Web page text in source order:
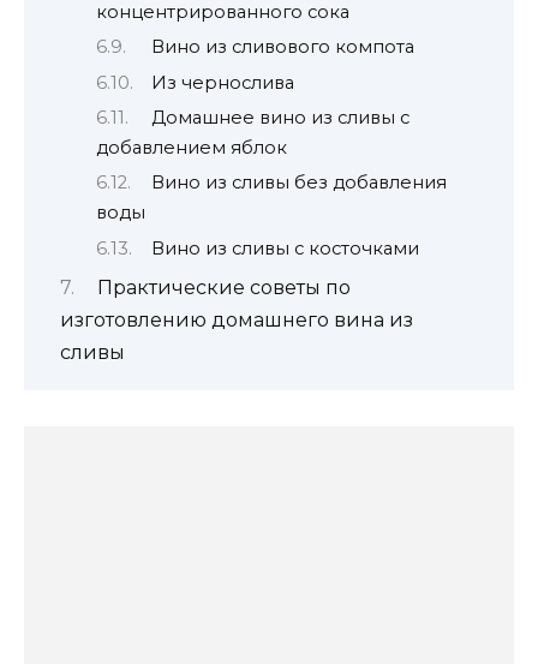
концентрированного сока
Вино из сливового компота
Из чернослива
Домашнее вино из сливы с
добавлением яблок
Вино из сливы без добавления
воды
Вино из сливы с косточками
Практические советы по
изготовлению домашнего вина из
сливы